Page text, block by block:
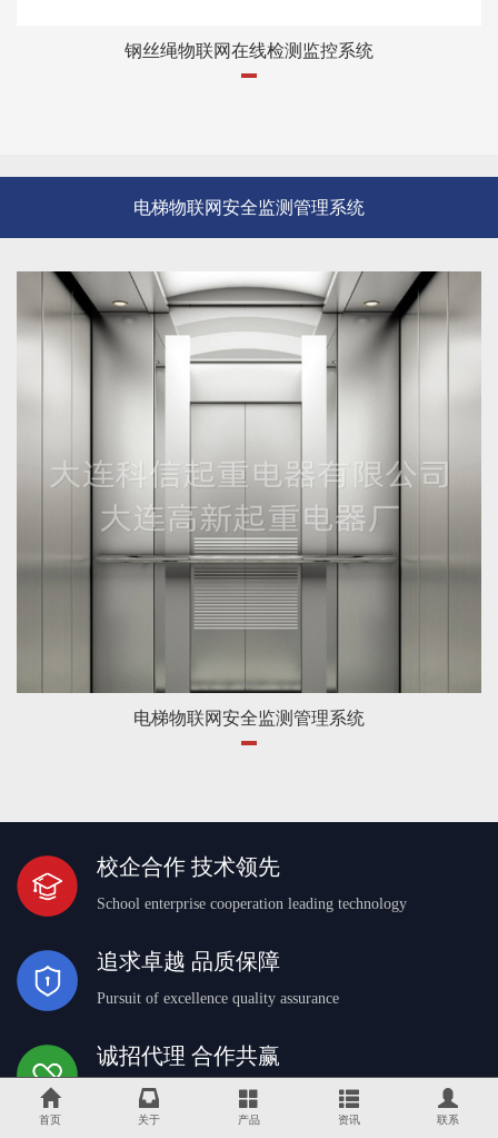
钢丝绳物联网在线检测监控系统
电梯物联网安全监测管理系统
电梯物联网安全监测管理系统
校企合作 技术领先
School enterprise cooperation leading technology
追求卓越 品质保障
Pursuit of excellence quality assurance
诚招代理 合作共赢
Recruitment agent win-win cooperation
首页 关于 产品 资讯 联系